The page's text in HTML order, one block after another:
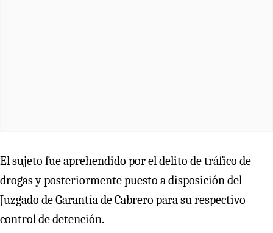
El sujeto fue aprehendido por el delito de tráfico de
drogas y posteriormente puesto a disposición del
Juzgado de Garantía de Cabrero para su respectivo
control de detención.